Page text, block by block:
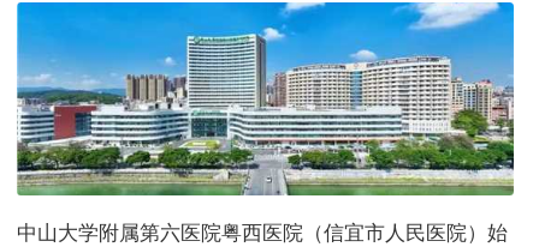
中山大学附属第六医院粤西医院（信宜市人民医院）始